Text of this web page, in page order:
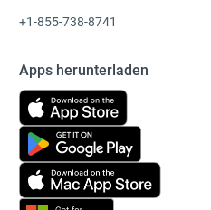
+1-855-738-8741
Apps herunterladen